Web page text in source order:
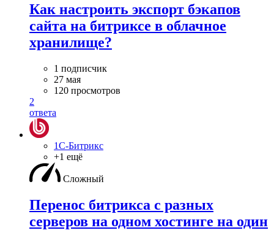
Как настроить экспорт бэкапов
сайта на битриксе в облачное
хранилище?
1 подписчик
27 мая
120 просмотров
2
ответа
1С-Битрикс
+1 ещё
Сложный
Перенос битрикса с разных
серверов на одном хостинге на один